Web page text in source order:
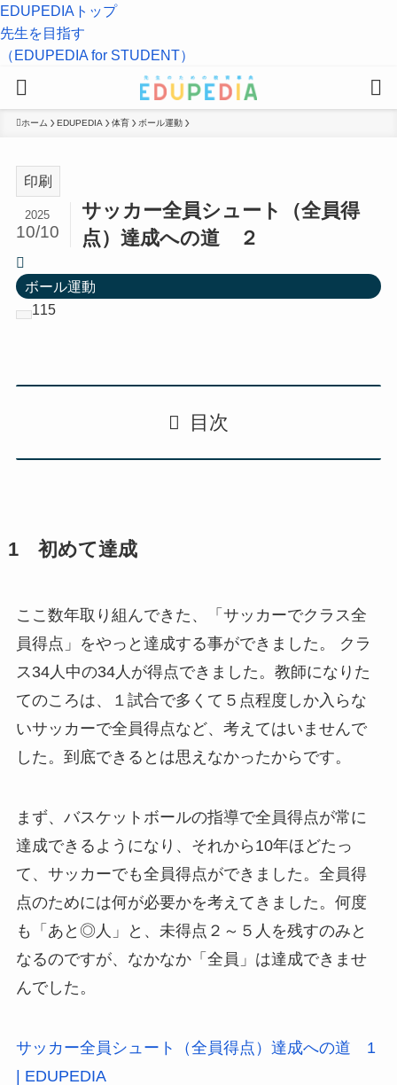
EDUPEDIAトップ
先生を目指す
（EDUPEDIA for STUDENT）
ホーム EDUPEDIA 体育 ボール運動
印刷
サッカー全員シュート（全員得
点）達成への道 ２
2025
10/10
ボール運動
115
目次
1 初めて達成
ここ数年取り組んできた、「サッカーでクラス全
員得点」をやっと達成する事ができました。 クラ
ス34人中の34人が得点できました。教師になりた
てのころは、１試合で多くて５点程度しか入らな
いサッカーで全員得点など、考えてはいませんで
した。到底できるとは思えなかったからです。
まず、バスケットボールの指導で全員得点が常に
達成できるようになり、それから10年ほどたっ
て、サッカーでも全員得点ができました。全員得
点のためには何が必要かを考えてきました。何度
も「あと◎人」と、未得点２～５人を残すのみと
なるのですが、なかなか「全員」は達成できませ
んでした。
サッカー全員シュート（全員得点）達成への道 1
| EDUPEDIA